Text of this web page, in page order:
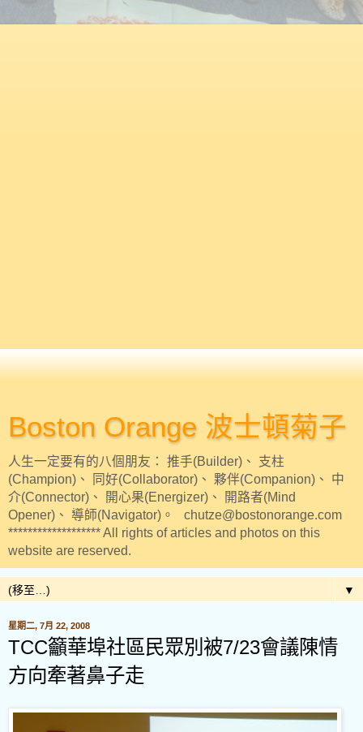
Boston Orange 波士頓菊子
人生一定要有的八個朋友： 推手(Builder)、 支柱
(Champion)、 同好(Collaborator)、 夥伴(Companion)、 中
介(Connector)、 開心果(Energizer)、 開路者(Mind
Opener)、 導師(Navigator)。 chutze@bostonorange.com
******************* All rights of articles and photos on this
website are reserved.
▼
星期二, 7月 22, 2008
TCC籲華埠社區民眾別被7/23會議陳情
方向牽著鼻子走